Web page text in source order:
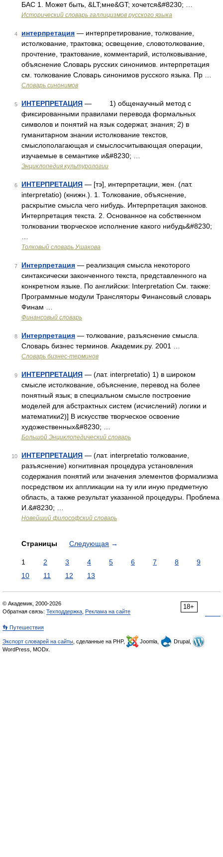
БАС 1. Может быть, &LT;мне&GT; хочется&#8230; …
Исторический словарь галлицизмов русского языка
4 интерпретация — интерпретирование, толкование,
истолкование, трактовка; освещение, словотолкование,
прочтение, трактование, комментарий, истолковывание,
объяснение Словарь русских синонимов. интерпретация
см. толкование Словарь синонимов русского языка. Пр …
Словарь синонимов
5 ИНТЕРПРЕТАЦИЯ — 1) общенаучный метод с
фиксированными правилами перевода формальных
символов и понятий на язык содержат, знания; 2) в
гуманитарном знании истолкование текстов,
смыслополагающая и смыслосчитывающая операции,
изучаемые в семантике и&#8230; …
Энциклопедия культурологии
6 ИНТЕРПРЕТАЦИЯ — [тэ], интерпретации, жен. (лат.
interpretatio) (книжн.). 1. Толкование, объяснение,
раскрытие смысла чего нибудь. Интерпретация законов.
Интерпретация текста. 2. Основанное на собственном
толковании творческое исполнение какого нибудь&#8230;
Толковый словарь Ушакова
7 Интерпретация — реализация смысла некоторого
синтаксически законченного текста, представленного на
конкретном языке. По английски: Interpretation См. также:
Программные модули Трансляторы Финансовый словарь
Финам …
Финансовый словарь
8 Интерпретация — толкование, разъяснение смысла.
Словарь бизнес терминов. Академик.ру. 2001 …
Словарь бизнес-терминов
9 ИНТЕРПРЕТАЦИЯ — (лат. interpretatio) 1) в широком
смысле истолкование, объяснение, перевод на более
понятный язык; в специальном смысле построение
моделей для абстрактных систем (исчислений) логики и
математики2)] В искусстве творческое освоение
художественных&#8230; …
Большой Энциклопедический словарь
10 ИНТЕРПРЕТАЦИЯ — (лат. interpretatio толкование,
разъяснение) когнитивная процедура установления
содержания понятий или значения элементов формализма
посредством их аппликации на ту или иную предметную
область, а также результат указанной процедуры. Проблема
И.&#8230; …
Новейший философский словарь
Страницы Следующая →
1 2 3 4 5 6 7 8
9
10
11 12 13
18+
© Академик, 2000-2026
Обратная связь: Техподдержка Реклама на сайте
👣 Путешествия
Экспорт словарей на сайты , сделанные на PHP, Joomla,
Drupal,
WordPress, MODx.